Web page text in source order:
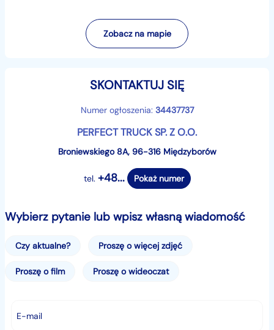
Aluminiowe deski 32 szt.
Opony 385/65/22,5
Koło zapasowe plus 500 eur /szt
DOBRE OFERTY KREDYTU, LEASINGU, UBEZPIECZENIA
ZAŁATWIAMY WSZYSTKIE FORMALNOŚCI ZWIĄZANE Z
WSPÓŁPRACUJEMY Z WSZYSTKIMI FIRMAMI
W WIELU LEASINGACH POSIADAMY STATUS
Zobacz na mapie
SKONTAKTUJ SIĘ
Numer ogłoszenia: 34437737
PERFECT TRUCK SP. Z O.O.
Broniewskiego 8A, 96-316 Międzyborów
tel. +48... Pokaż numer
Wybierz pytanie lub wpisz własną wiadomość
Czy aktualne? Proszę o więcej zdjęć
Proszę o film Proszę o wideoczat
E-mail